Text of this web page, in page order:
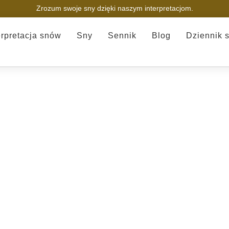
Zrozum swoje sny dzięki naszym interpretacjom.
snów Sny Sennik Blog Dziennik